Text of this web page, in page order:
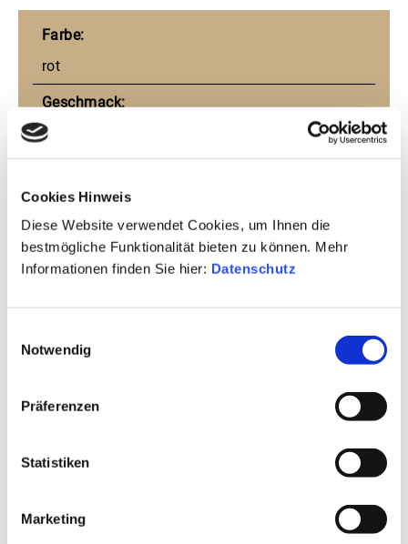
Cookies Hinweis
Diese Website verwendet Cookies, um Ihnen die
bestmögliche Funktionalität bieten zu können. Mehr
Informationen finden Sie hier: Datenschutz
Notwendig
Präferenzen
Statistiken
Marketing
Farbe:
rot
Geschmack:
trocken
2021
Rebsorte:
Trollinger
Ausbau:
Braten mit hellem Fleisch,
Deutschland